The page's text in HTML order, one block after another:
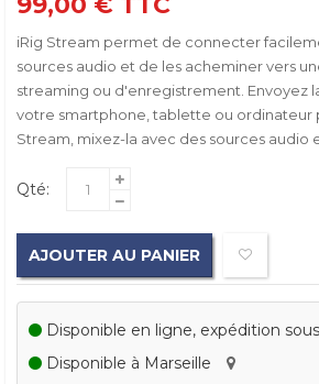
iRig Stream permet de connecter
sources audio et de les acheminer vers
streaming ou d'enregistrement. Envoyez
votre smartphone, tablette ou ordinateur
Stream, mixez-la avec des sources audio
Qté:
AJOUTER AU PANIER
Disponible en ligne, expédition
Disponible à Marseille